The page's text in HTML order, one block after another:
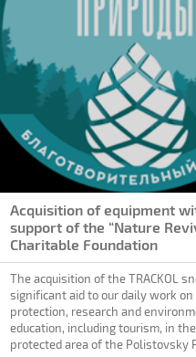
Acquisition of equipment
support of the “Nature
Charitable Foundation
The acquisition of the TRACKOL
significant aid to our daily work
protection, research and
education, including tourism, in
protected area of the Polistovsky